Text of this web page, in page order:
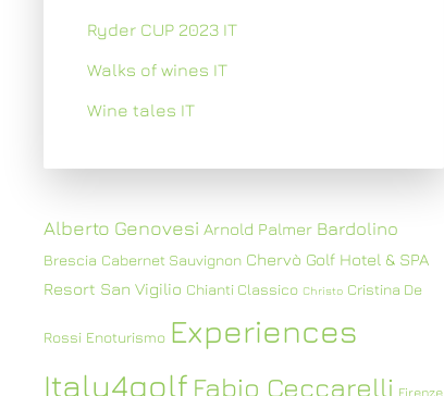
Ryder CUP 2023 IT
Walks of wines IT
Wine tales IT
Alberto Genovesi Arnold Palmer Bardolino
Brescia Cabernet Sauvignon Chervò Golf Hotel & SPA
Resort San Vigilio Chianti Classico Christo Cristina De
Rossi Enoturismo Experiences
Italy4golf Fabio Ceccarelli Firenze